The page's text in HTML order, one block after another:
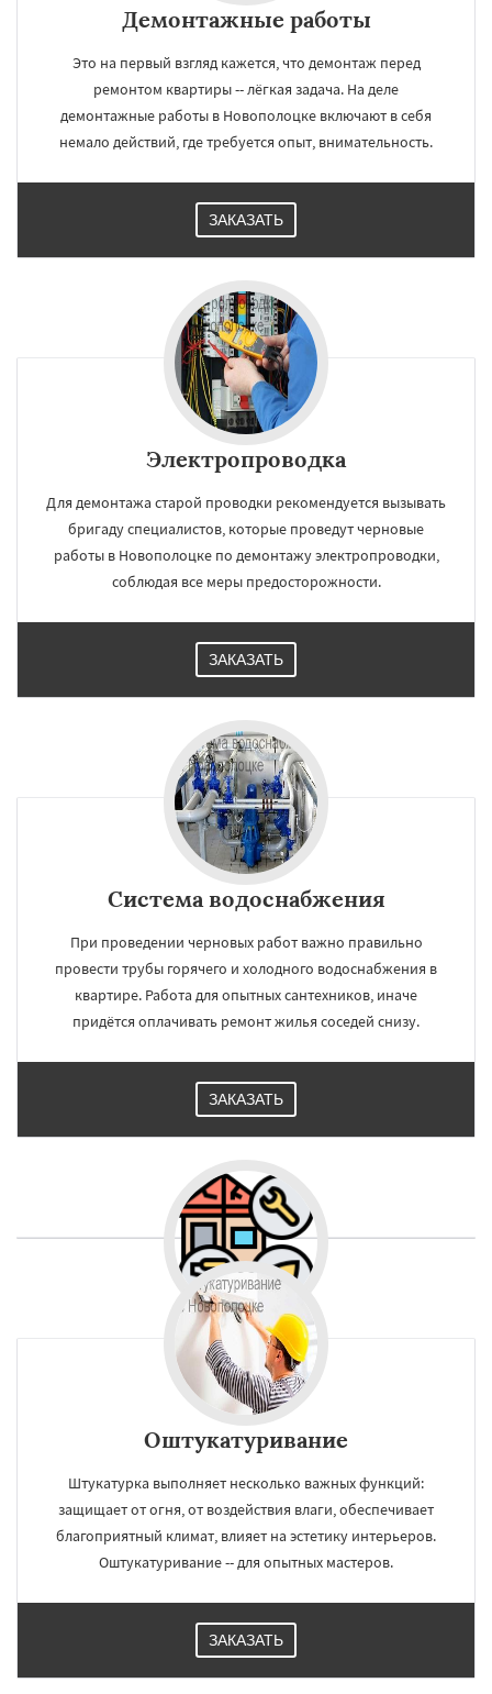
Демонтажные работы
Это на первый взгляд кажется, что демонтаж перед
ремонтом квартиры -- лёгкая задача. На деле
демонтажные работы в Новополоцке включают в себя
немало действий, где требуется опыт, внимательность.
ЗАКАЗАТЬ
Электропроводка
Для демонтажа старой проводки рекомендуется вызывать
бригаду специалистов, которые проведут черновые
работы в Новополоцке по демонтажу электропроводки,
соблюдая все меры предосторожности.
ЗАКАЗАТЬ
Система водоснабжения
При проведении черновых работ важно правильно
провести трубы горячего и холодного водоснабжения в
квартире. Работа для опытных сантехников, иначе
придётся оплачивать ремонт жилья соседей снизу.
ЗАКАЗАТЬ
Оштукатуривание
Штукатурка выполняет несколько важных функций:
защищает от огня, от воздействия влаги, обеспечивает
благоприятный климат, влияет на эстетику интерьеров.
Оштукатуривание -- для опытных мастеров.
ЗАКАЗАТЬ